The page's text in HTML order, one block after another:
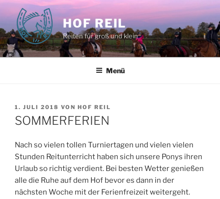
Zum
Inhalt
springen
HOF REIL
Reiten für groß und klein
Menü
VERÖFFENTLICHT
AM
1. JULI 2018 VON HOF REIL
SOMMERFERIEN
Nach so vielen tollen Turniertagen und vielen vielen
Stunden Reitunterricht haben sich unsere Ponys ihren
Urlaub so richtig verdient. Bei besten Wetter genießen
alle die Ruhe auf dem Hof bevor es dann in der
nächsten Woche mit der Ferienfreizeit weitergeht.